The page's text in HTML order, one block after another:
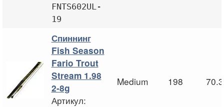
FNTS602UL-
19
Спиннинг
Fish Season
Fario Trout
Stream 1.98
2-8g
Артикул:
Medium 198 70.3